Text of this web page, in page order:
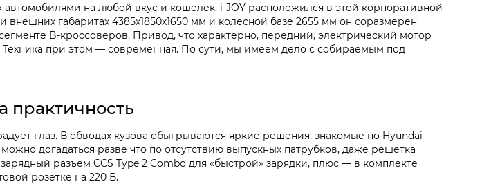
на любой вкус и кошелек. i‑JOY расположился в этой корпоративной
габаритах 4385х1850х1650 мм и колесной базе 2655 мм он соразмерен
B-кроссоверов. Привод, что характерно, передний, электрический мотор
Техника при этом — современная. По сути, мы имеем дело с собираемым под
практичность
глаз. В обводах кузова обыгрываются яркие решения, знакомые по Hyundai
догадаться разве что по отсутствию выпускных патрубков, даже решетка
разъем CCS Type 2 Combo для «быстрой» зарядки, плюс — в комплекте
розетке на 220 В.